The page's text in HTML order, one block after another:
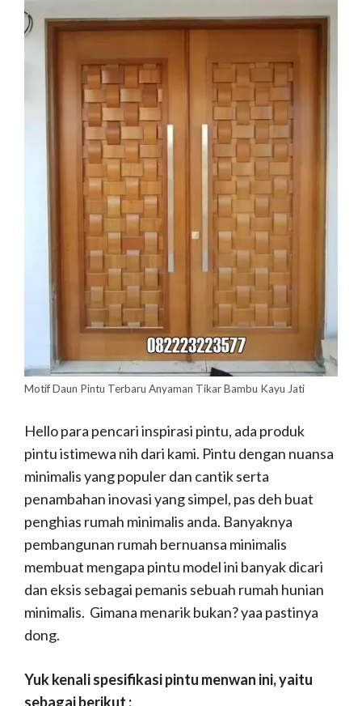
Motif Daun Pintu Terbaru Anyaman Tikar Bambu Kayu Jati
Hello para pencari inspirasi pintu, ada produk
pintu istimewa nih dari kami. Pintu dengan nuansa
minimalis yang populer dan cantik serta
penambahan inovasi yang simpel, pas deh buat
penghias rumah minimalis anda. Banyaknya
pembangunan rumah bernuansa minimalis
membuat mengapa pintu model ini banyak dicari
dan eksis sebagai pemanis sebuah rumah hunian
minimalis. Gimana menarik bukan? yaa pastinya
dong.
Yuk kenali spesifikasi pintu menwan ini, yaitu
sebagai berikut :